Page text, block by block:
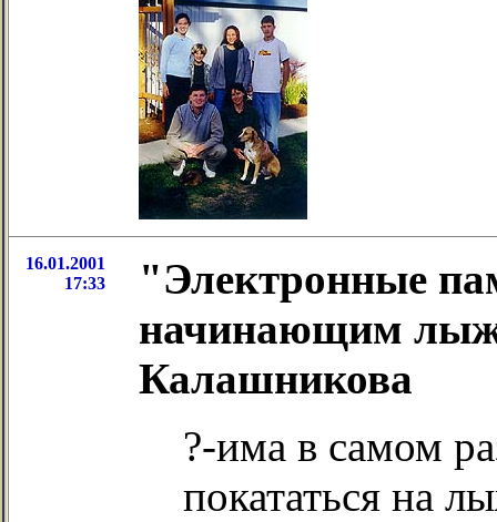
16.01.2001
17:33
"Электронные
начинающим
Калашникова
?-има в самом
покататься на